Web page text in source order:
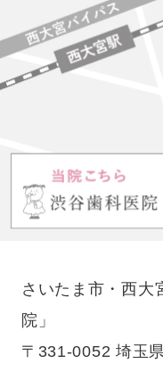
さいたま市・西大
院」
〒331-0052 埼玉